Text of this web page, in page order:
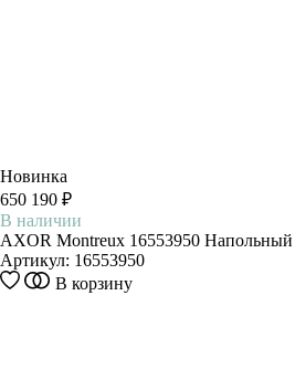
Новинка
650 190 ₽
В наличии
AXOR Montreux 16553950 Напольный
Артикул: 16553950
В корзину